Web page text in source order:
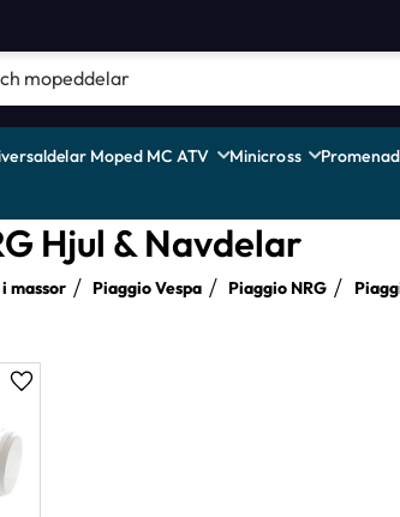
Moped MC ATV Minicross
Hjul & Navdelar
massor Piaggio Vespa Piaggio NRG
Lägg till i favoriter